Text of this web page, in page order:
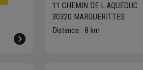
11 CHEMIN DE L AQUEDUC
30320 MARGUERITTES
Distance : 8 km